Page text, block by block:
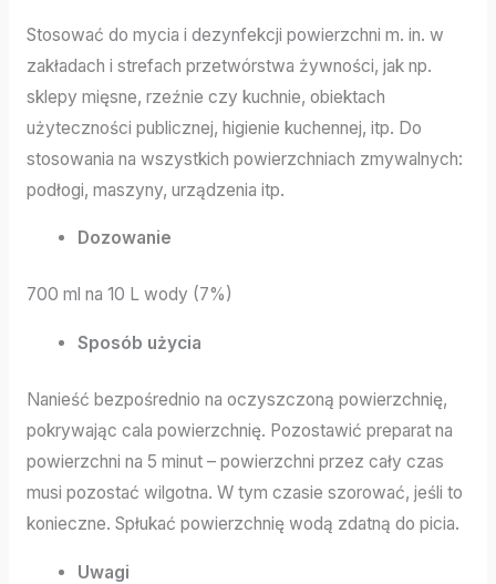
Stosować do mycia i dezynfekcji powierzchni m. in. w
zakładach i strefach przetwórstwa żywności, jak np.
sklepy mięsne, rzeźnie czy kuchnie, obiektach
użyteczności publicznej, higienie kuchennej, itp. Do
stosowania na wszystkich powierzchniach zmywalnych:
podłogi, maszyny, urządzenia itp.
Dozowanie
700 ml na 10 L wody (7%)
Sposób użycia
Nanieść bezpośrednio na oczyszczoną powierzchnię,
pokrywając cala powierzchnię. Pozostawić preparat na
powierzchni na 5 minut – powierzchni przez cały czas
musi pozostać wilgotna. W tym czasie szorować, jeśli to
konieczne. Spłukać powierzchnię wodą zdatną do picia.
Uwagi